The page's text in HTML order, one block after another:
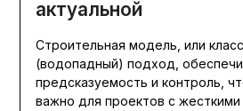
актуальной
Строительная модель, или
(водопадный) подход,
предсказуемость и контроль,
важно для проектов с